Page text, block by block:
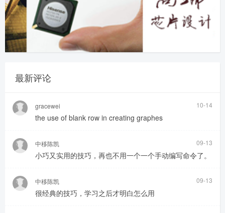
最新评论
gracewei 10-14
the use of blank row in creating graphes
中移陈凯 09-13
小巧又实用的技巧，再也不用一个一个手动编写命令了。
中移陈凯 09-13
很经典的技巧，学习之后才明白怎么用